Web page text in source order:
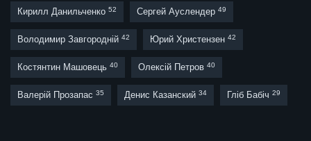
Кирилл Данильченко 52 Сергей Ауслендер 49
Володимир Завгородній 42 Юрий Христензен 42
Костянтин Машовець 40 Олексій Петров 40
Валерій Прозапас 35 Денис Казанский 34 Гліб Бабіч 29